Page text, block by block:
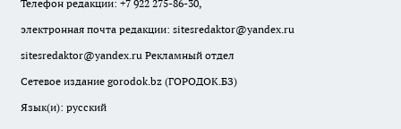
Телефон редакции: +7 922 275-86-30,
электронная почта редакции: sitesredaktor@yandex.ru
sitesredaktor@yandex.ru Рекламный отдел
Сетевое издание gorodok.bz (ГОРОДОК.БЗ)
Язык(и): русский